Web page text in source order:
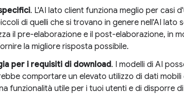
. L'AI lato client funziona meglio per casi
di quelli che si trovano in genere nell'AI lato
il pre-elaborazione e il post-elaborazione, in
la migliore risposta possibile.
per i requisiti di download. I modelli di AI
comportare un elevato utilizzo di dati
funzionalità utile per i tuoi utenti e di disporre